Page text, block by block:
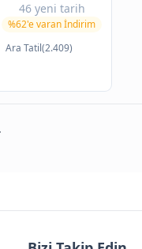
46 yeni tarih
%62'e varan İndirim
Ara Tatil(2.409)